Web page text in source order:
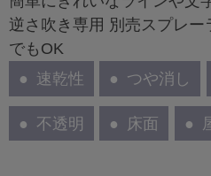
逆さ吹き専用 別売スプレー
でもOK
速乾性
つや消し
不透明 床面